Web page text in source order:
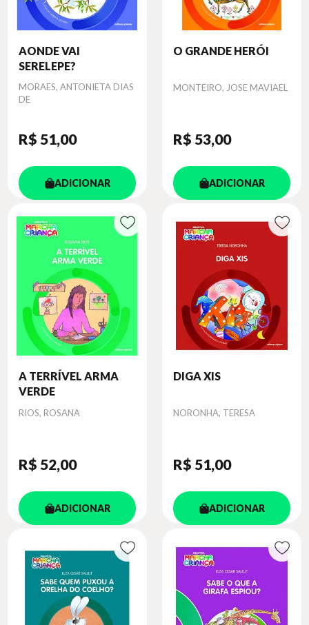
AONDE VAI
SERELEPE?
Autor
MORAES, ANTONIETA DIAS
DE
R$ 51,00
ADICIONAR
O GRANDE HERÓI
Autor
MONTEIRO, JOSE MAVIAEL
R$ 53,00
ADICIONAR
A TERRÍVEL ARMA
VERDE
Autor
RIOS, ROSANA
R$ 52,00
ADICIONAR
DIGA XIS
Autor
NORONHA, TERESA
R$ 51,00
ADICIONAR